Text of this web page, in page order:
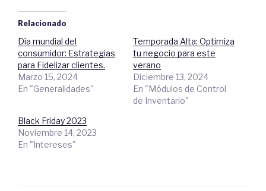
i
c
p
r
a
c
o
m
p
r
e
n
T
w
i
(
a
r
a
c
o
m
p
a
r
e
n
F
a
o
Relacionado
Día mundial del
consumidor: Estrategias
para Fidelizar clientes.
Marzo 15, 2024
En "Generalidades"
Temporada Alta: Optimiza
tu negocio para este
verano
Diciembre 13, 2024
En "Módulos de Control
de Inventario"
Black Friday 2023
Noviembre 14, 2023
En "Intereses"